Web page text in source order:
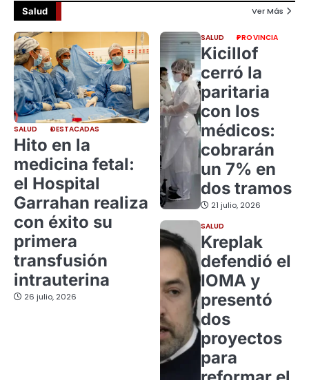
Salud Ver Más
SALUD DESTACADAS
Hito en la
medicina fetal:
el Hospital
Garrahan realiza
con éxito su
primera
transfusión
intrauterina
26 julio, 2026
SALUD PROVINCIA
Kicillof
cerró la
paritaria
con los
médicos:
cobrarán
un 7% en
dos tramos
21 julio, 2026
SALUD
Kreplak
defendió el
IOMA y
presentó
dos
proyectos
para